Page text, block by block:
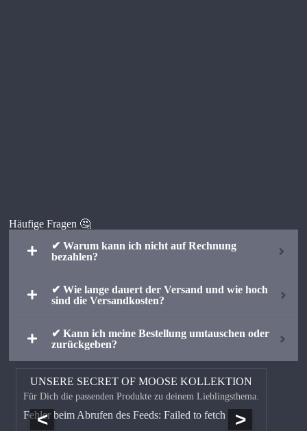
Häufige Fragen 🤔
✔ Warum kann ich nicht auf Rechnung
bezahlen?
✔ Wie lange dauert der Versand und wie hoch
sind die Versandkosten?
✔ Kann ich meine Bestellung umtauschen oder
zurückgeben?
UNSERE SECRET OF MOOSE KOLLEKTION
Für Dich die passenden Produkte zu deinem Lieblingsthema.
<
Fehler beim Abrufen des Feeds: Failed to fetch >